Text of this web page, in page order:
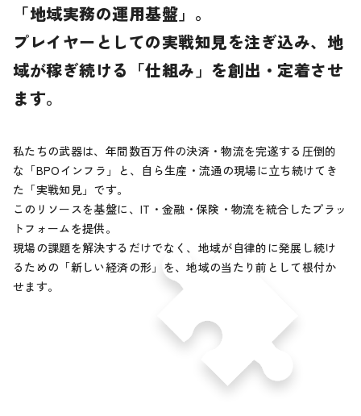
「地域実務の運用基盤」。
プレイヤーとしての実戦知見を注ぎ込み、 地
域が稼ぎ続ける「仕組み」を創出・定着させ
ます。
私たちの武器は、年間数百万件の決済・物流を完遂する圧倒的
な「BPOインフラ」と、自ら生産・流通の現場に立ち続けてき
た「実戦知見」です。
このリソースを基盤に、IT・金融・保険・物流を統合したプラッ
トフォームを提供。
現場の課題を解決するだけでなく、地域が自律的に発展し続け
るための「新しい経済の形」を、地域の当たり前として根付か
せます。